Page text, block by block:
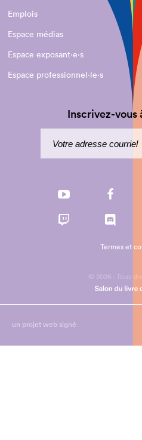
Emplois
Espace médias
Espace exposant·e⋅s
Espace professionnel·le⋅s
Inscrivez-
© 2026 - Tous
Termes et
un projet web signé